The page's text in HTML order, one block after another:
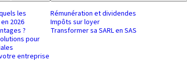
les
2026
?
pour
entreprise
Rémunération et dividendes
Impôts sur loyer
Transformer sa SARL en SAS